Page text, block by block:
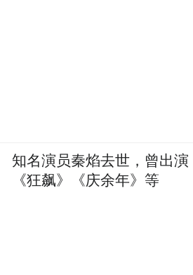
知名演员秦焰去世，曾出演
《狂飙》《庆余年》等